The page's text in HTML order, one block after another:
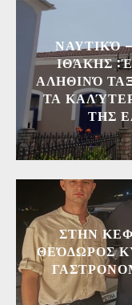
ΝΑΥΤΙΚΌ
ΙΘΆΚΗΣ
ΑΛΗΘΙΝΌ
ΤΑ
ΤΗΣ
ΣΤΗΝ
ΘΕΌΔΩΡΟΣ